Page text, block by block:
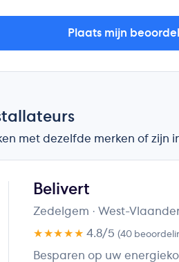
Plaats mijn
met dezelfde merken of zijn
Belivert
Zedelgem · West-
★★★★★ 4.8/5(40
Besparen op uw